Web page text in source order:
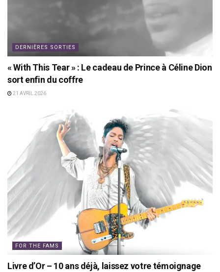
DERNIÈRES SORTIES
« With This Tear » : Le cadeau de Prince à Céline Dion
sort enfin du coffre
21 AVRIL 2026
FOR THE FAMS
Livre d’Or – 10 ans déjà, laissez votre témoignage